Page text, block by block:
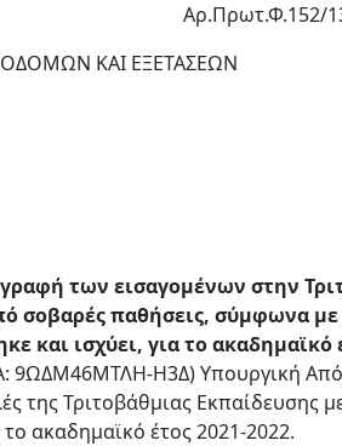
Αρ.Πρωτ.Φ.152/
ΚΑΙ ΕΞΕΤΑΣΕΩΝ
των εισαγομένων στην
παθήσεις, σύμφωνα με
και ισχύει, για το ακαδημαϊκό
9ΩΔΜ46ΜΤΛΗ-Η3Δ) Υπουργική
της Τριτοβάθμιας Εκπαίδευσης
ακαδημαϊκό έτος 2021-2022.